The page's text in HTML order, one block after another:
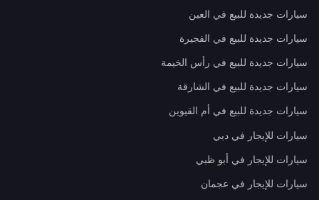
سيارات جديدة للبيع في العين
سيارات جديدة للبيع في الفجيرة
سيارات جديدة للبيع في رأس الخيمة
سيارات جديدة للبيع في الشارقة
سيارات جديدة للبيع في أم القيوين
سيارات للإيجار في دبي
سيارات للإيجار في أبو ظبي
سيارات للإيجار في عجمان